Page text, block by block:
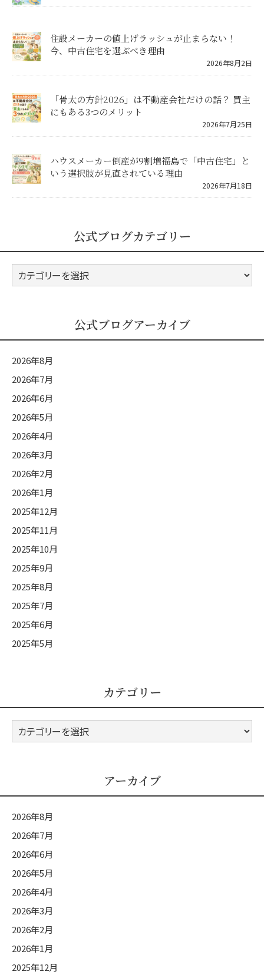
住設メーカーの値上げラッシュが止まらない！
今、中古住宅を選ぶべき理由
2026年8月2日
「骨太の方針2026」は不動産会社だけの話？ 買主
にもある3つのメリット
2026年7月25日
ハウスメーカー倒産が9割増――福島で「中古住宅」と
いう選択肢が見直されている理由
2026年7月18日
公式ブログカテゴリー
公
式
テ
ゴ
リ
ー
公式ブログアーカイブ
2026年8月
2026年7月
2026年6月
2026年5月
2026年4月
2026年3月
2026年2月
2026年1月
2025年12月
2025年11月
2025年10月
2025年9月
2025年8月
2025年7月
2025年6月
2025年5月
カテゴリー
カ
テ
アーカイブ
2026年8月
2026年7月
2026年6月
2026年5月
2026年4月
2026年3月
2026年2月
2026年1月
2025年12月